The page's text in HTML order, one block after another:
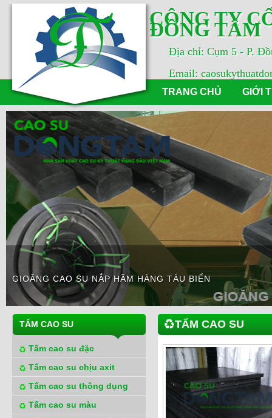
CÔNG TY
ĐỒNG TÂM
Địa chỉ: Cụm 5 - P.
Email:
TRANG CHỦ GIỚI
GIOĂNG CAO SU NẮP HẦM HÀNG TÀU BIỂN
TẤM CAO SU
Tấm cao su đặc
Tấm cao su chịu axit
Tấm cao su thông dụng
Tấm cao su màu
TẤM CAO SU